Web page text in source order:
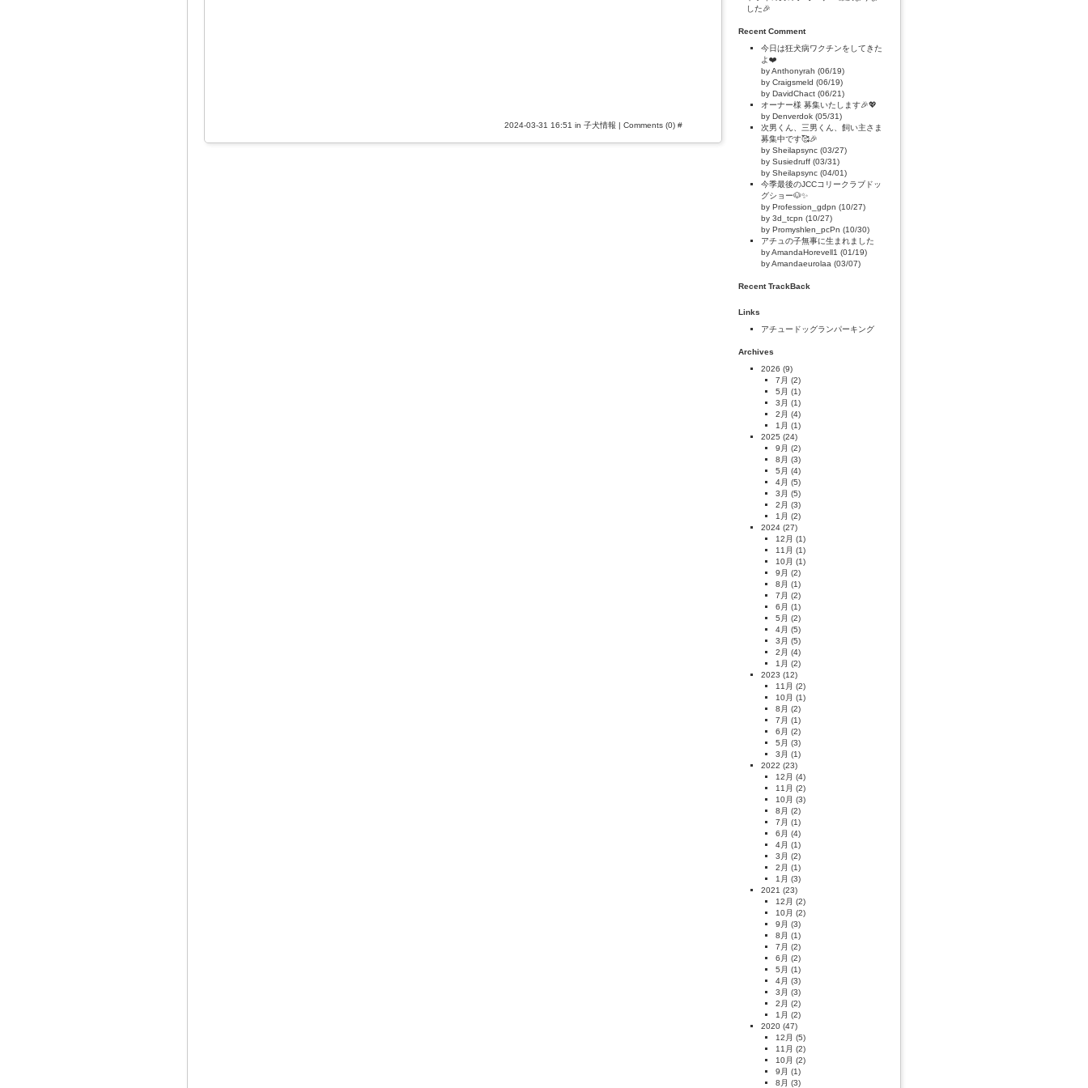
2024-03-31 16:51 in 子犬情報 | Comments (0) #
した🎉
Recent Comment
今日は狂犬病ワクチンをしてきた
よ❤️
by Anthonyrah (06/19)
by Craigsmeld (06/19)
by DavidChact (06/21)
オーナー様 募集いたします🎉💖
by Denverdok (05/31)
次男くん、三男くん、飼い主さま
募集中です🥰🎉
by Sheilapsync (03/27)
by Susiedruff (03/31)
by Sheilapsync (04/01)
今季最後のJCCコリークラブドッ
グショー🐶✨
by Profession_gdpn (10/27)
by 3d_tcpn (10/27)
by Promyshlen_pcPn (10/30)
アチュの子無事に生まれました
by AmandaHorevell1 (01/19)
by Amandaeurolaa (03/07)
Recent TrackBack
Links
アチュードッグランパーキング
Archives
2026 (9)
7月 (2)
5月 (1)
3月 (1)
2月 (4)
1月 (1)
2025 (24)
9月 (2)
8月 (3)
5月 (4)
4月 (5)
3月 (5)
2月 (3)
1月 (2)
2024 (27)
12月 (1)
11月 (1)
10月 (1)
9月 (2)
8月 (1)
7月 (2)
6月 (1)
5月 (2)
4月 (5)
3月 (5)
2月 (4)
1月 (2)
2023 (12)
11月 (2)
10月 (1)
8月 (2)
7月 (1)
6月 (2)
5月 (3)
3月 (1)
2022 (23)
12月 (4)
11月 (2)
10月 (3)
8月 (2)
7月 (1)
6月 (4)
4月 (1)
3月 (2)
2月 (1)
1月 (3)
2021 (23)
12月 (2)
10月 (2)
9月 (3)
8月 (1)
7月 (2)
6月 (2)
5月 (1)
4月 (3)
3月 (3)
2月 (2)
1月 (2)
2020 (47)
12月 (5)
11月 (2)
10月 (2)
9月 (1)
8月 (3)